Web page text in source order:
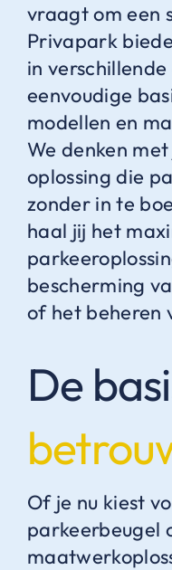
vraagt om een
Privapark
in
eenvoudige
modellen en
We denken
oplossing die
zonder in te
haal jij het
bescherming
of het beheren
De
Of je nu kiest
parkeerbeugel